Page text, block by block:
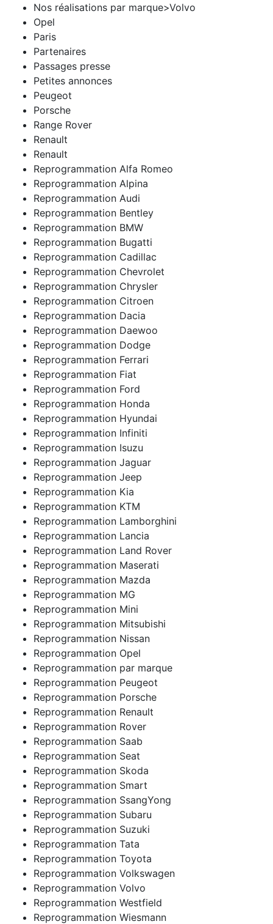
Nos réalisations par marque>Volvo
Opel
Paris
Partenaires
Passages presse
Petites annonces
Peugeot
Porsche
Range Rover
Renault
Renault
Reprogrammation Alfa Romeo
Reprogrammation Alpina
Reprogrammation Audi
Reprogrammation Bentley
Reprogrammation BMW
Reprogrammation Bugatti
Reprogrammation Cadillac
Reprogrammation Chevrolet
Reprogrammation Chrysler
Reprogrammation Citroen
Reprogrammation Dacia
Reprogrammation Daewoo
Reprogrammation Dodge
Reprogrammation Ferrari
Reprogrammation Fiat
Reprogrammation Ford
Reprogrammation Honda
Reprogrammation Hyundai
Reprogrammation Infiniti
Reprogrammation Isuzu
Reprogrammation Jaguar
Reprogrammation Jeep
Reprogrammation Kia
Reprogrammation KTM
Reprogrammation Lamborghini
Reprogrammation Lancia
Reprogrammation Land Rover
Reprogrammation Maserati
Reprogrammation Mazda
Reprogrammation MG
Reprogrammation Mini
Reprogrammation Mitsubishi
Reprogrammation Nissan
Reprogrammation Opel
Reprogrammation par marque
Reprogrammation Peugeot
Reprogrammation Porsche
Reprogrammation Renault
Reprogrammation Rover
Reprogrammation Saab
Reprogrammation Seat
Reprogrammation Skoda
Reprogrammation Smart
Reprogrammation SsangYong
Reprogrammation Subaru
Reprogrammation Suzuki
Reprogrammation Tata
Reprogrammation Toyota
Reprogrammation Volkswagen
Reprogrammation Volvo
Reprogrammation Westfield
Reprogrammation Wiesmann